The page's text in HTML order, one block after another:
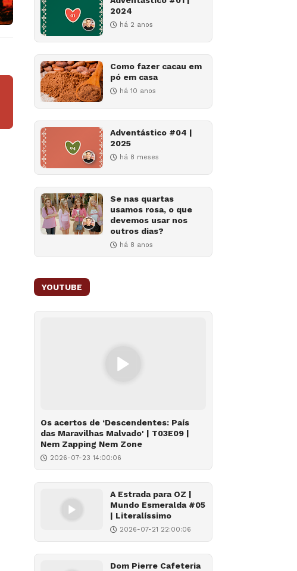
2024
há 2 anos
Como fazer cacau em
pó em casa
há 10 anos
Adventástico #04 |
2025
há 8 meses
Se nas quartas
usamos rosa, o que
devemos usar nos
outros dias?
há 8 anos
YOUTUBE
Os acertos de ‘Descendentes: País
das Maravilhas Malvado' | T03E09 |
Nem Zapping Nem Zone
2026-07-23 14:00:06
A Estrada para OZ |
Mundo Esmeralda #05
| Literalíssimo
2026-07-21 22:00:06
Dom Pierre Cafeteria